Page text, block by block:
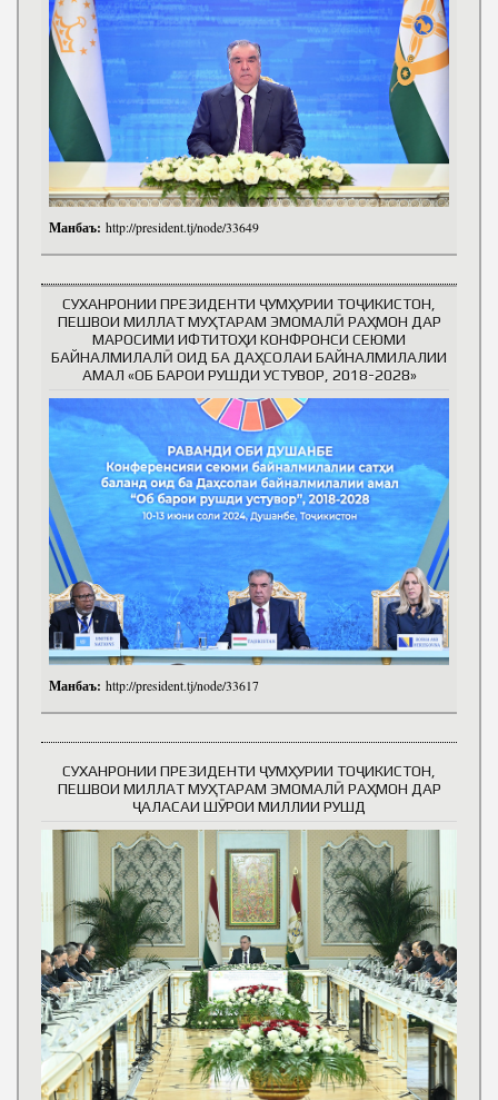
Манбаъ: http://president.tj/node/33649
СУХАНРОНИИ ПРЕЗИДЕНТИ ҶУМҲУРИИ ТОҶИКИСТОН,
ПЕШВОИ МИЛЛАТ МУҲТАРАМ ЭМОМАЛӢ РАҲМОН ДАР
МАРОСИМИ ИФТИТОҲИ КОНФРОНСИ СЕЮМИ
БАЙНАЛМИЛАЛӢ ОИД БА ДАҲСОЛАИ БАЙНАЛМИЛАЛИИ
АМАЛ «ОБ БАРОИ РУШДИ УСТУВОР, 2018-2028»
Манбаъ: http://president.tj/node/33617
СУХАНРОНИИ ПРЕЗИДЕНТИ ҶУМҲУРИИ ТОҶИКИСТОН,
ПЕШВОИ МИЛЛАТ МУҲТАРАМ ЭМОМАЛӢ РАҲМОН ДАР
ҶАЛАСАИ ШӮРОИ МИЛЛИИ РУШД